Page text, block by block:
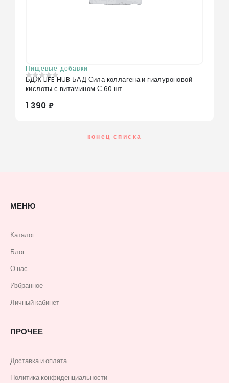
Пищевые добавки
0из 5
БДЖ LIFE HUB БАД Сила коллагена и гиалуроновой
кислоты с витамином С 60 шт
1 390 ₽
конец списка
МЕНЮ
Каталог
Блог
О нас
Избранное
Личный кабинет
ПРОЧЕЕ
Доставка и оплата
Политика конфиденциальности